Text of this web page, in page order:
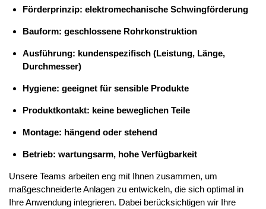
Förderprinzip: elektromechanische Schwingförderung
Bauform: geschlossene Rohrkonstruktion
Ausführung: kundenspezifisch (Leistung, Länge,
Durchmesser)
Hygiene: geeignet für sensible Produkte
Produktkontakt: keine beweglichen Teile
Montage: hängend oder stehend
Betrieb: wartungsarm, hohe Verfügbarkeit
Unsere Teams arbeiten eng mit Ihnen zusammen, um
maßgeschneiderte Anlagen zu entwickeln, die sich optimal in
Ihre Anwendung integrieren. Dabei berücksichtigen wir Ihre